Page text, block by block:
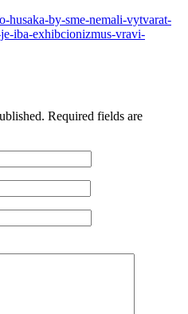
husaka-by-sme-nemali-vytvarat-
iba-exhibcionizmus-vravi-
Required fields are